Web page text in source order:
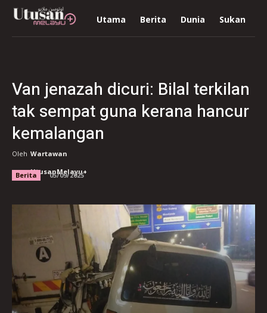
Utama Berita Dunia Sukan
Van jenazah dicuri: Bilal terkilan
tak sempat guna kerana hancur
kemalangan
Oleh Wartawan
UtusanMelayu+
Berita 05/09/2025